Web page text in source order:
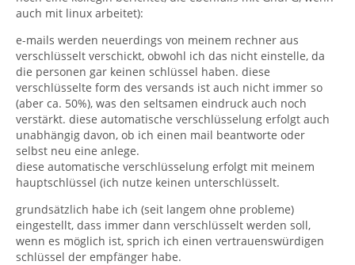
auch mit linux arbeitet):
e-mails werden neuerdings von meinem rechner aus
verschlüsselt verschickt, obwohl ich das nicht einstelle, da
die personen gar keinen schlüssel haben. diese
verschlüsselte form des versands ist auch nicht immer so
(aber ca. 50%), was den seltsamen eindruck auch noch
verstärkt. diese automatische verschlüsselung erfolgt auch
unabhängig davon, ob ich einen mail beantworte oder
selbst neu eine anlege.
diese automatische verschlüsselung erfolgt mit meinem
hauptschlüssel (ich nutze keinen unterschlüsselt.
grundsätzlich habe ich (seit langem ohne probleme)
eingestellt, dass immer dann verschlüsselt werden soll,
wenn es möglich ist, sprich ich einen vertrauenswürdigen
schlüssel der empfänger habe.